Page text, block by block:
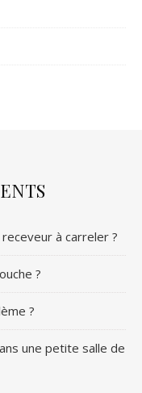
à carreler ?
?
?
une petite salle de